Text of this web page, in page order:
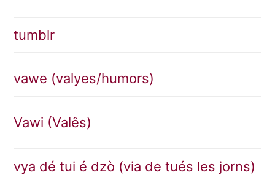
tumblr
vawe (valyes/humors)
Vawi (Valês)
vya dé tui é dzò (via de tués les jorns)